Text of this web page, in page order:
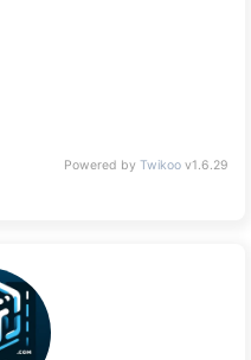
Powered by Twikoo v1.6.29